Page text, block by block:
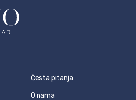
Česta pitanja
O nama